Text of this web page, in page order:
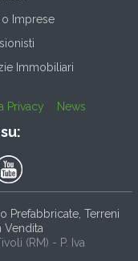
o Imprese
Immobiliari
Privacy News
Prefabbricate, Terreni
Vendita
(RM) - P. Iva